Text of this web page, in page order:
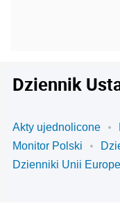
Dziennik
Akty ujednolicone
Monitor Polski
Dzienniki Unii